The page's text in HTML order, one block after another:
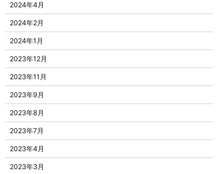
2024年4月
2024年2月
2024年1月
2023年12月
2023年11月
2023年9月
2023年8月
2023年7月
2023年4月
2023年3月